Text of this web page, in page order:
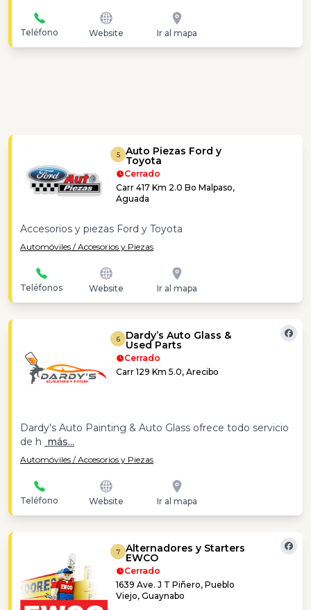
Teléfono Website Ir al mapa
5 Auto Piezas Ford y
Toyota
Cerrado
Carr 417 Km 2.0 Bo Malpaso,
Aguada
Accesorios y piezas Ford y Toyota
Automóviles / Accesorios y Piezas
Teléfonos Website Ir al mapa
6 Dardy’s Auto Glass &
Used Parts
Cerrado
Carr 129 Km 5.0, Arecibo
Dardy's Auto Painting & Auto Glass ofrece todo servicio
de h más...
Automóviles / Accesorios y Piezas
Teléfono Website Ir al mapa
7 Alternadores y Starters
EWCO
Cerrado
1639 Ave. J T Piñero, Pueblo
Viejo, Guaynabo